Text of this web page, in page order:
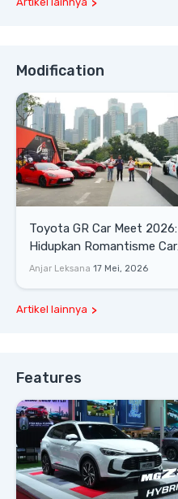
Modification
Toyota GR Car Meet 2026:
Hidupkan Romantisme Car
Culture Era 90-an
Anjar Leksana 17 Mei, 2026
Artikel lainnya
Features